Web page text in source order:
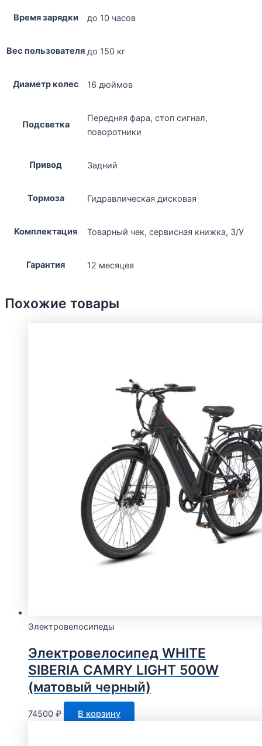
Время зарядки до 10 часов
Вес пользователя до 150 кг
Диаметр колес 16 дюймов
Подсветка
Передняя фара, стоп сигнал,
поворотники
Привод Задний
Тормоза Гидравлическая дисковая
Комплектация Товарный чек, сервисная книжка, З/У
Гарантия 12 месяцев
Похожие товары
Электровелосипеды
Электровелосипед WHITE
SIBERIA CAMRY LIGHT 500W
(матовый черный)
74500 ₽ В корзину